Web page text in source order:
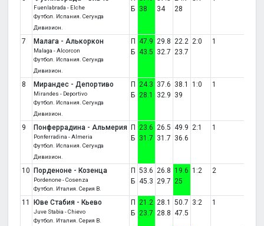
Fuenlabrada - Elche
Футбол. Испания. Сегунда
Дивизион.
Б 38
34
28
7 Малага - Алькоркон
Malaga - Alcorcon
Футбол. Испания. Сегунда
Дивизион.
П
Б
47.9
43.5
29.8
32.7
22.2
23.7
2:0 1
8 Мирандес - Депортиво
Mirandes - Deportivo
Футбол. Испания. Сегунда
Дивизион.
П
Б
24.3
28.1
37.6
32.9
38.1
39
1:0 1
9 Понферрадина - Альмерия
Ponferradina - Almeria
Футбол. Испания. Сегунда
Дивизион.
П
Б
23.6
31.7
26.5
31.7
49.9
36.6
2:1 1
10 Порденоне - Козенца
Pordenone - Cosenza
Футбол. Италия. Серия B.
П
Б
53.6
45.3
26.8
29.7
19.6
25
1:2 2
11 Юве Стабия - Кьево
Juve Stabia - Chievo
Футбол. Италия. Серия B.
П
Б
21.2
23.7
28.1
28.8
50.7
47.5
3:2 1